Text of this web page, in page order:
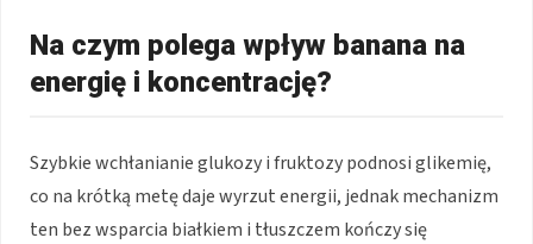
Na czym polega wpływ banana na
energię i koncentrację?
Szybkie wchłanianie glukozy i fruktozy podnosi glikemię,
co na krótką metę daje wyrzut energii, jednak mechanizm
ten bez wsparcia białkiem i tłuszczem kończy się